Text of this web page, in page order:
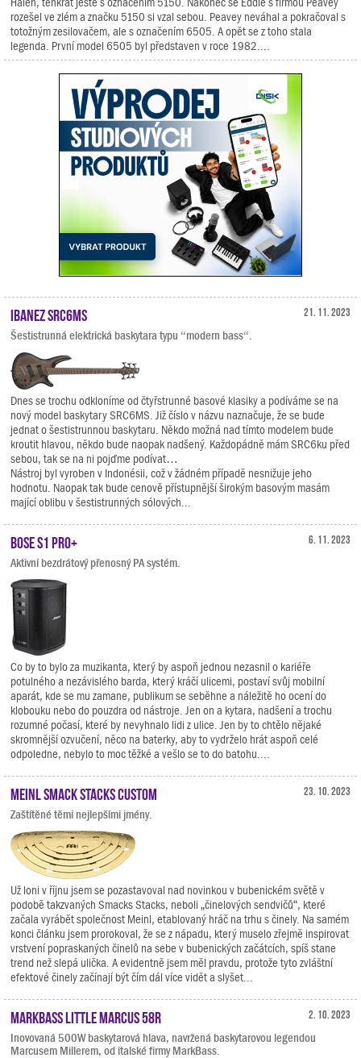
rozešel ve zlém a značku 5150 si vzal sebou. Peavey neváhal a pokračoval s
totožným zesilovačem, ale s označením 6505. A opět se z toho stala
legenda. První model 6505 byl představen v roce 1982....
21. 11. 2023
Ibanez SRC6MS
Šestistrunná elektrická baskytara typu “modern bass“.
Dnes se trochu odkloníme od čtyřstrunné basové klasiky a podíváme se na
nový model baskytary SRC6MS. Již číslo v názvu naznačuje, že se bude
jednat o šestistrunnou baskytaru. Někdo možná nad tímto modelem bude
kroutit hlavou, někdo bude naopak nadšený. Každopádně mám SRC6ku před
sebou, tak se na ni pojďme podívat…
Nástroj byl vyroben v Indonésii, což v žádném případě nesnižuje jeho
hodnotu. Naopak tak bude cenově přístupnější širokým basovým masám
mající oblibu v šestistrunných sólových...
6. 11. 2023
BOSE S1 Pro+
Aktivní bezdrátový přenosný PA systém.
Co by to bylo za muzikanta, který by aspoň jednou nezasnil o kariéře
potulného a nezávislého barda, který kráčí ulicemi, postaví svůj mobilní
aparát, kde se mu zamane, publikum se seběhne a náležitě ho ocení do
klobouku nebo do pouzdra od nástroje. Jen on a kytara, nadšení a trochu
rozumné počasí, které by nevyhnalo lidi z ulice. Jen by to chtělo nějaké
skromnější ozvučení, něco na baterky, aby to vydrželo hrát aspoň celé
odpoledne, nebylo to moc těžké a vešlo se to do batohu....
23. 10. 2023
Meinl Smack Stacks Custom
Zaštítěné těmi nejlepšími jmény.
Už loni v říjnu jsem se pozastavoval nad novinkou v bubenickém světě v
podobě takzvaných Smacks Stacks, neboli „činelových sendvičů“, které
začala vyrábět společnost Meinl, etablovaný hráč na trhu s činely. Na samém
konci článku jsem prorokoval, že se z nápadu, který muselo zřejmě inspirovat
vrstvení popraskaných činelů na sebe v bubenických začátcích, spíš stane
trend než slepá ulička. A evidentně jsem měl pravdu, protože tyto zvláštní
efektové činely začínají být čím dál více vidět a slyšet...
2. 10. 2023
Markbass Little Marcus 58R
Inovovaná 500W baskytarová hlava, navržená baskytarovou legendou
Marcusem Millerem, od italské firmy MarkBass.